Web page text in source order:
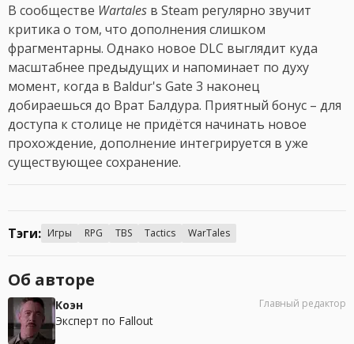
В сообществе Wartales в Steam регулярно звучит
критика о том, что дополнения слишком
фрагментарны. Однако новое DLC выглядит куда
масштабнее предыдущих и напоминает по духу
момент, когда в Baldur's Gate 3 наконец
добираешься до Врат Балдура. Приятный бонус – для
доступа к столице не придётся начинать новое
прохождение, дополнение интегрируется в уже
существующее сохранение.
Тэги: Игры RPG TBS Tactics WarTales
Об авторе
Коэн
Эксперт по Fallout
Главный редактор